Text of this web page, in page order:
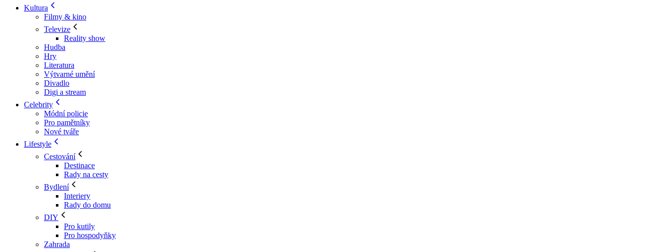
Kultura
Filmy & kino
Televize
Reality show
Hudba
Hry
Literatura
Výtvarné umění
Divadlo
Digi a stream
Celebrity
Módní policie
Pro pamětníky
Nové tváře
Lifestyle
Cestování
Destinace
Rady na cesty
Bydlení
Interiery
Rady do domu
DIY
Pro kutily
Pro hospodyňky
Zahrada